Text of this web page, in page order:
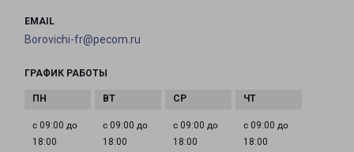
EMAIL
Borovichi-fr@pecom.ru
ГРАФИК РАБОТЫ
с 09:00 до
18:00
с 09:00 до
18:00
с 09:00 до
18:00
с 09:00 до
18:00